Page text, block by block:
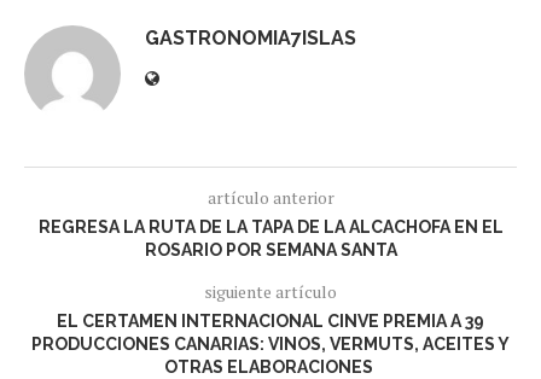
GASTRONOMIA7ISLAS
artículo anterior
REGRESA LA RUTA DE LA TAPA DE LA ALCACHOFA EN EL
ROSARIO POR SEMANA SANTA
siguiente artículo
EL CERTAMEN INTERNACIONAL CINVE PREMIA A 39
PRODUCCIONES CANARIAS: VINOS, VERMUTS, ACEITES Y
OTRAS ELABORACIONES